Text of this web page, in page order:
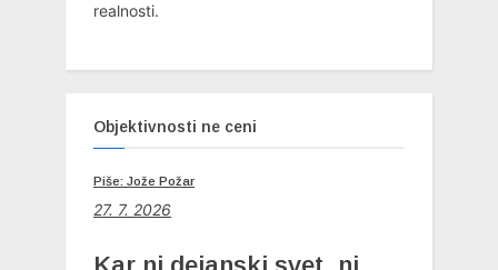
realnosti.
Objektivnosti ne ceni
Piše: Jože Požar
27. 7. 2026